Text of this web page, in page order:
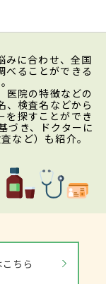
みに合わせ、全国
べることができる
医院の特徴などの
、検査名などから
を探すことができ
づき、ドクターに
など）も紹介。
ちら